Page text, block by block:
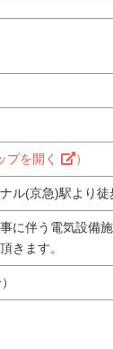
プを開く ）
ル(京急)駅より徒
に伴う電気設備
きます。